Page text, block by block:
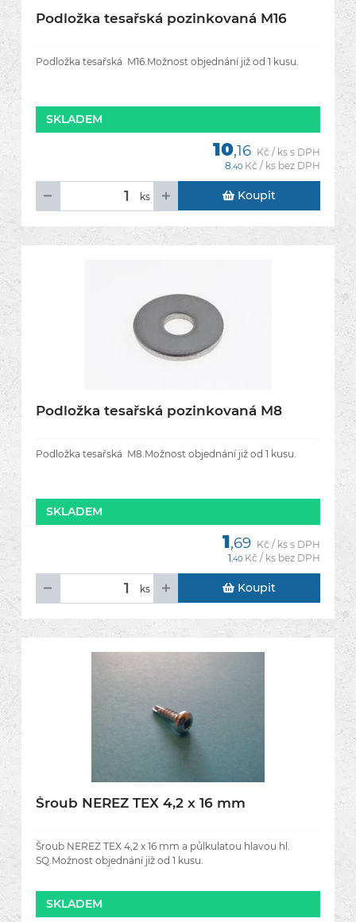
Podložka tesařská pozinkovaná M16
Podložka tesařská M16.Možnost objednání již od 1 kusu.
SKLADEM
10,16 Kč / ks s DPH
8,40 Kč / ks bez DPH
ks Koupit
Podložka tesařská pozinkovaná M8
Podložka tesařská M8.Možnost objednání již od 1 kusu.
SKLADEM
1,69 Kč / ks s DPH
1,40 Kč / ks bez DPH
ks Koupit
Šroub NEREZ TEX 4,2 x 16 mm
Šroub NEREZ TEX 4,2 x 16 mm a půlkulatou hlavou hl.
SQ.Možnost objednání již od 1 kusu.
SKLADEM